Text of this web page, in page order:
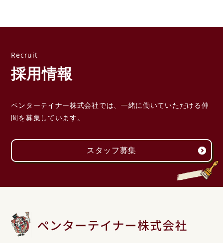
採用情報
ペンターテイナー株式会社では、一緒に働いていただける仲
間を募集しています。
スタッフ募集